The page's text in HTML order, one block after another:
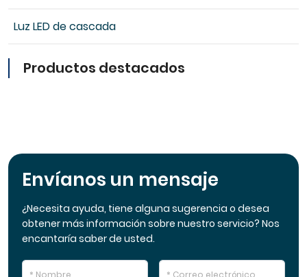
Luz LED de cascada
Productos destacados
Envíanos un mensaje
¿Necesita ayuda, tiene alguna sugerencia o desea
obtener más información sobre nuestro servicio? Nos
encantaría saber de usted.